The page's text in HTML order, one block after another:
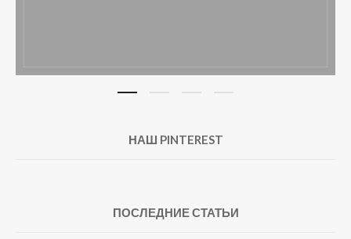
НАШ PINTEREST
ПОСЛЕДНИЕ СТАТЬИ